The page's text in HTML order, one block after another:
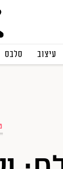
עיצוב סלבס